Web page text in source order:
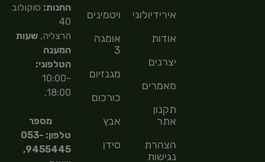
אירידיולוגיה
אודות
יצרנים
מאמרים
תקנון
אתר
הצהרת
נגישות
ויטמינים
אומגה
3
מגנזיום
כורכום
אבץ
סידן
החנות: סוקולוב
40
הרצליה,שעות
המענה
הטלפוני:
10:00-
18:00,
מספר
טלפון: 053-
9455445,